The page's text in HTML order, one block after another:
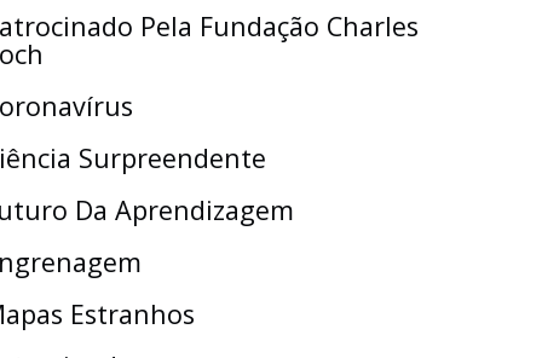
Pela Fundação Charles
Surpreendente
Da Aprendizagem
Estranhos